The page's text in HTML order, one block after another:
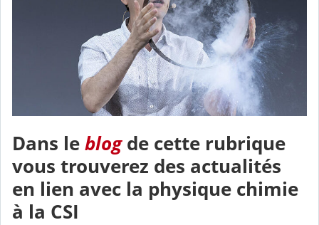
Dans le blog de cette rubrique
vous trouverez des actualités
en lien avec la physique chimie
à la CSI